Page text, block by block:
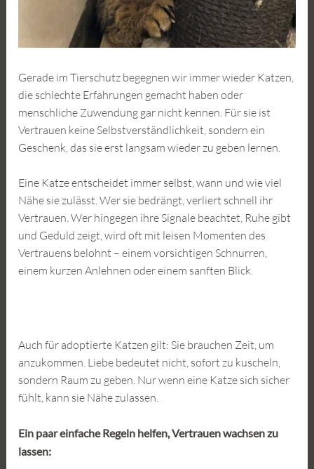
Gerade im Tierschutz begegnen wir immer wieder Katzen,
die schlechte Erfahrungen gemacht haben oder
menschliche Zuwendung gar nicht kennen. Für sie ist
Vertrauen keine Selbstverständlichkeit, sondern ein
Geschenk, das sie erst langsam wieder zu geben lernen.
Eine Katze entscheidet immer selbst, wann und wie viel
Nähe sie zulässt. Wer sie bedrängt, verliert schnell ihr
Vertrauen. Wer hingegen ihre Signale beachtet, Ruhe gibt
und Geduld zeigt, wird oft mit leisen Momenten des
Vertrauens belohnt – einem vorsichtigen Schnurren,
einem kurzen Anlehnen oder einem sanften Blick.
Auch für adoptierte Katzen gilt: Sie brauchen Zeit, um
anzukommen. Liebe bedeutet nicht, sofort zu kuscheln,
sondern Raum zu geben. Nur wenn eine Katze sich sicher
fühlt, kann sie Nähe zulassen.
Ein paar einfache Regeln helfen, Vertrauen wachsen zu
lassen: